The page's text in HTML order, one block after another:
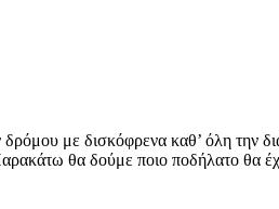
με δισκόφρενα καθ’ όλη την
θα δούμε ποιο ποδήλατο θα